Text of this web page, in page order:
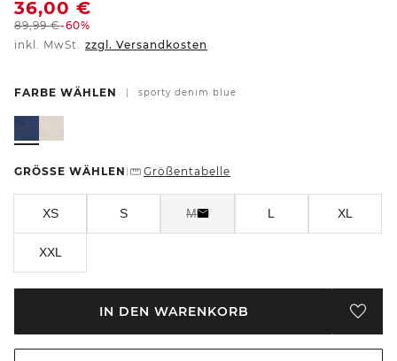
36,00 €
89,99€-60%
inkl. MwSt. zzgl. Versandkosten
FARBE WÄHLEN sporty denim blue
GRÖSSE WÄHLEN Größentabelle
XS S M L XL
XXL
IN DEN WARENKORB